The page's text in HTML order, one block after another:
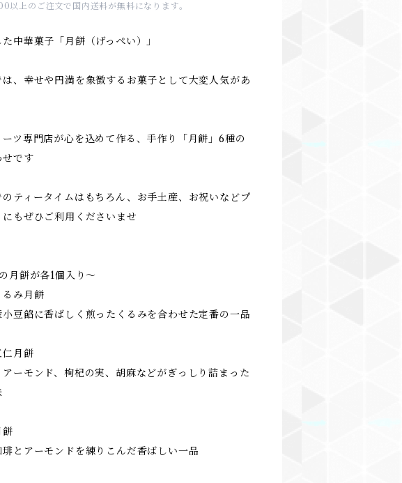
以上のご注文で国内送料が無料になります。
中華菓子「月餅（げっぺい）」
は、幸せや円満を象徴するお菓子として大変人気があ
ーツ専門店が心を込めて作る、手作り「月餅」6種の
せです
のティータイムはもちろん、お手土産、お祝いなどプ
にもぜひご利用くださいませ
月餅が各1個入り～
み月餅
小豆餡に香ばしく煎ったくるみを合わせた定番の一品
月餅
ーモンド、枸杞の実、胡麻などがぎっしり詰まった
琲とアーモンドを練りこんだ香ばしい一品